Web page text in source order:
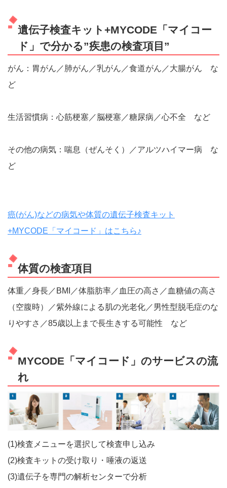
遺伝子検査キット+MYCODE「マイコー
ド」で分かる”疾患の検査項目”
がん：胃がん／肺がん／乳がん／食道がん／大腸がん な
ど
生活習慣病：心筋梗塞／脳梗塞／糖尿病／心不全 など
その他の病気：喘息（ぜんそく）／アルツハイマー病 な
ど
癌(がん)などの病気や体質の遺伝子検査キット
+MYCODE「マイコード」はこちら♪
体質の検査項目
体重／身長／BMI／体脂肪率／血圧の高さ／血糖値の高さ
（空腹時）／紫外線による肌の光老化／男性型脱毛症のな
りやすさ／85歳以上まで長生きする可能性 など
MYCODE「マイコード」のサービスの流
れ
(1)検査メニューを選択して検査申し込み
(2)検査キットの受け取り・唾液の返送
(3)遺伝子を専門の解析センターで分析